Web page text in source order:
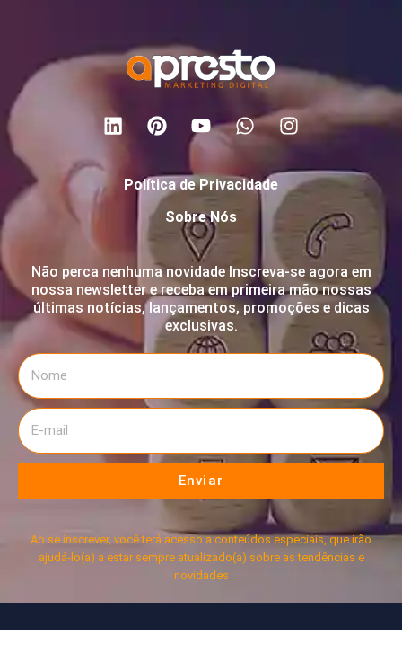
Política de Privacidade
Sobre Nós
Não perca nenhuma novidade Inscreva-se agora em
nossa newsletter e receba em primeira mão nossas
últimas notícias, lançamentos, promoções e dicas
exclusivas.
Enviar
Ao se inscrever, você terá acesso a conteúdos especiais, que irão
ajudá-lo(a) a estar sempre atualizado(a) sobre as tendências e
novidades